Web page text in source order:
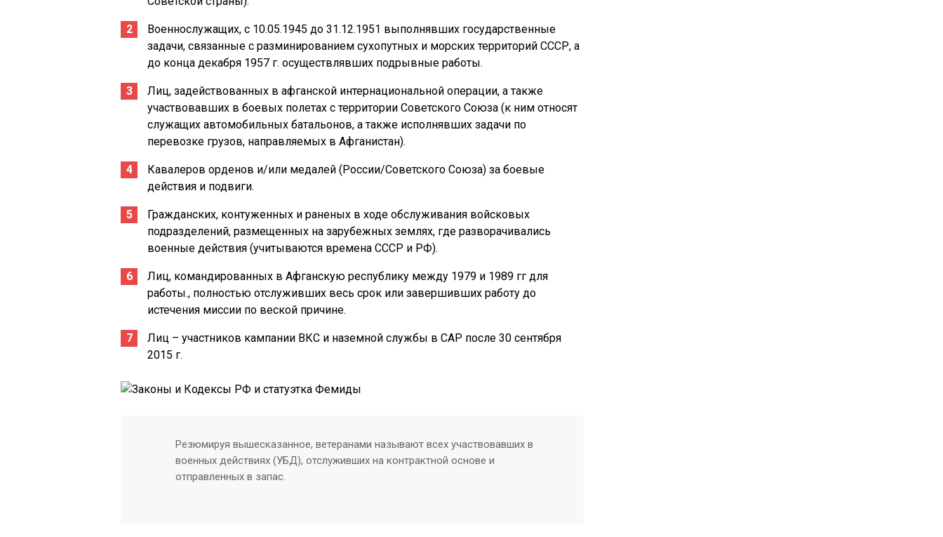
Военнослужащих, с 10.05.1945 до 31.12.1951 выполнявших государственные
задачи, связанные с разминированием сухопутных и морских территорий СССР, а
до конца декабря 1957 г. осуществлявших подрывные работы.
Лиц, задействованных в афганской интернациональной операции, а также
участвовавших в боевых полетах с территории Советского Союза (к ним относят
служащих автомобильных батальонов, а также исполнявших задачи по
перевозке грузов, направляемых в Афганистан).
Кавалеров орденов и/или медалей (России/Советского Союза) за боевые
действия и подвиги.
Гражданских, контуженных и раненых в ходе обслуживания войсковых
подразделений, размещенных на зарубежных землях, где разворачивались
военные действия (учитываются времена СССР и РФ).
Лиц, командированных в Афганскую республику между 1979 и 1989 гг для
работы., полностью отслуживших весь срок или завершивших работу до
истечения миссии по веской причине.
Лиц – участников кампании ВКС и наземной службы в САР после 30 сентября
2015 г.
Резюмируя вышесказанное, ветеранами называют всех участвовавших в
военных действиях (УБД), отслуживших на контрактной основе и
отправленных в запас.